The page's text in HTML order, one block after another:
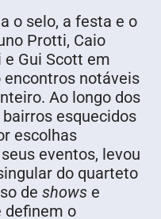
o selo, a festa e o
Protti, Caio
e Gui Scott em
encontros notáveis
Ao longo dos
bairros esquecidos
escolhas
eventos, levou
do quarteto
de shows e
definem o